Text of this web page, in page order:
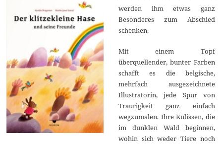
werden ihm etwas ganz
Besonderes zum Abschied
schenken.
Mit einem Topf
überquellender, bunter Farben
schafft es die belgische,
mehrfach ausgezeichnete
Illustratorin, jede Spur von
Traurigkeit ganz einfach
wegzumalen. Ihre Kulissen, die
im dunklen Wald beginnen,
wohin sich weder Tiere noch